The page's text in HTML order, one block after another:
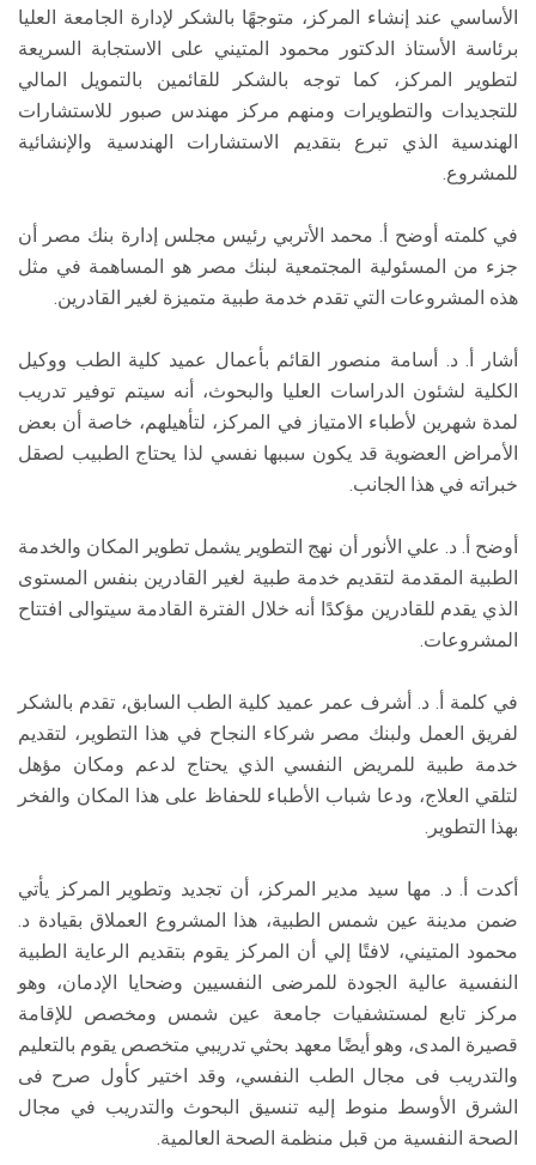
الأساسي عند إنشاء المركز، متوجهًا بالشكر لإدارة الجامعة العليا
برئاسة الأستاذ الدكتور محمود المتيني على الاستجابة السريعة
لتطوير المركز، كما توجه بالشكر للقائمين بالتمويل المالي
للتجديدات والتطويرات ومنهم مركز مهندس صبور للاستشارات
الهندسية الذي تبرع بتقديم الاستشارات الهندسية والإنشائية
للمشروع.
في كلمته أوضح أ. محمد الأتربي رئيس مجلس إدارة بنك مصر أن
جزء من المسئولية المجتمعية لبنك مصر هو المساهمة في مثل
هذه المشروعات التي تقدم خدمة طبية متميزة لغير القادرين.
أشار أ. د. أسامة منصور القائم بأعمال عميد كلية الطب ووكيل
الكلية لشئون الدراسات العليا والبحوث، أنه سيتم توفير تدريب
لمدة شهرين لأطباء الامتياز في المركز، لتأهيلهم، خاصة أن بعض
الأمراض العضوية قد يكون سببها نفسي لذا يحتاج الطبيب لصقل
خبراته في هذا الجانب.
أوضح أ. د. علي الأنور أن نهج التطوير يشمل تطوير المكان والخدمة
الطبية المقدمة لتقديم خدمة طبية لغير القادرين بنفس المستوى
الذي يقدم للقادرين مؤكدًا أنه خلال الفترة القادمة سيتوالى افتتاح
المشروعات.
في كلمة أ. د. أشرف عمر عميد كلية الطب السابق، تقدم بالشكر
لفريق العمل ولبنك مصر شركاء النجاح في هذا التطوير، لتقديم
خدمة طبية للمريض النفسي الذي يحتاج لدعم ومكان مؤهل
لتلقي العلاج، ودعا شباب الأطباء للحفاظ على هذا المكان والفخر
بهذا التطوير.
أكدت أ. د. مها سيد مدير المركز، أن تجديد وتطوير المركز يأتي
ضمن مدينة عين شمس الطبية، هذا المشروع العملاق بقيادة د.
محمود المتيني، لافتًا إلي أن المركز يقوم بتقديم الرعاية الطبية
النفسية عالية الجودة للمرضى النفسيين وضحايا الإدمان، وهو
مركز تابع لمستشفيات جامعة عين شمس ومخصص للإقامة
قصيرة المدى، وهو أيضًا معهد بحثي تدريبي متخصص يقوم بالتعليم
والتدريب فى مجال الطب النفسي، وقد اختير كأول صرح فى
الشرق الأوسط منوط إليه تنسيق البحوث والتدريب في مجال
الصحة النفسية من قبل منظمة الصحة العالمية.